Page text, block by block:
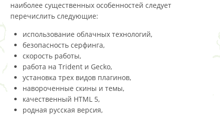
наиболее существенных особенностей следует
перечислить следующие:
использование облачных технологий,
безопасность серфинга,
скорость работы,
работа на Trident и Gecko,
установка трех видов плагинов,
навороченные скины и темы,
качественный HTML 5,
родная русская версия,